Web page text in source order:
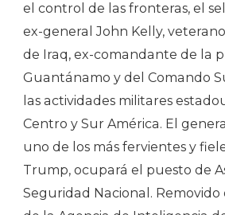
el control de las fronteras, el
ex-general John Kelly,
de Iraq, ex-comandante de la
Guantánamo y del Comando
las actividades militares
Centro y Sur América. El
uno de los más fervientes y
Trump, ocupará el puesto de
Seguridad Nacional. Removido